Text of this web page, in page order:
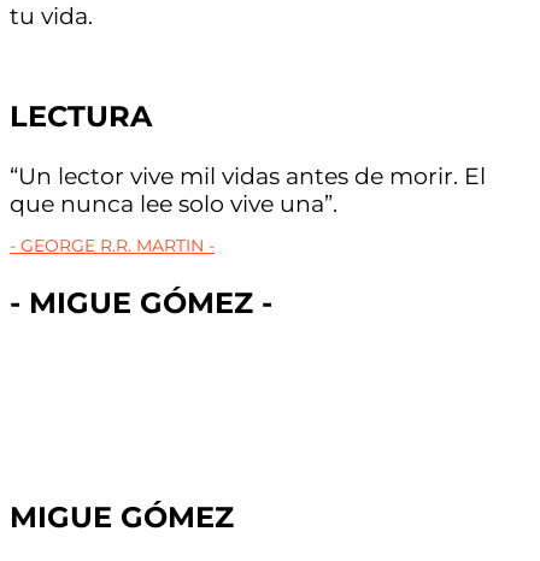
tu vida.
LECTURA
“Un lector vive mil vidas antes de morir. El
que nunca lee solo vive una”.
- GEORGE R.R. MARTIN -
- MIGUE GÓMEZ -
MIGUE GÓMEZ